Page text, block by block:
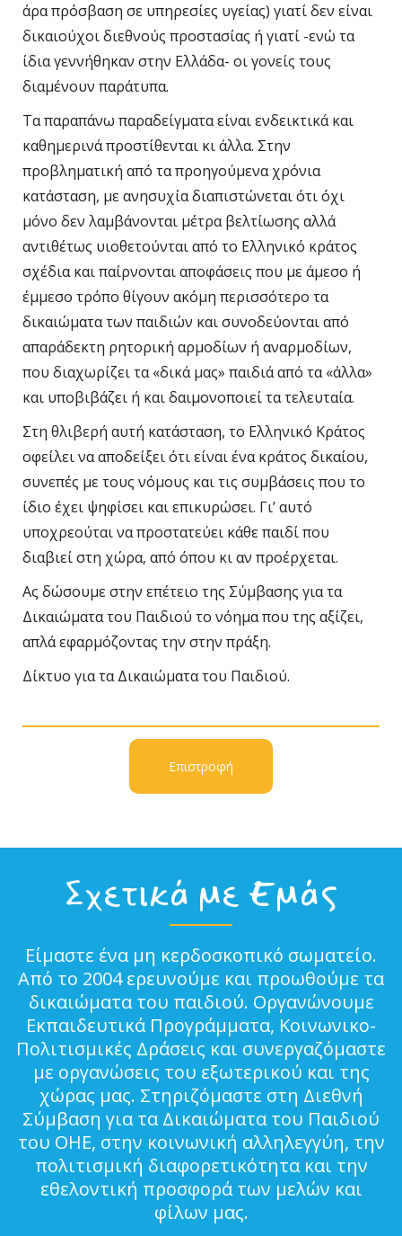
άρα πρόσβαση σε υπηρεσίες υγείας) γιατί δεν είναι
δικαιούχοι διεθνούς προστασίας ή γιατί -ενώ τα
ίδια γεννήθηκαν στην Ελλάδα- οι γονείς τους
διαμένουν παράτυπα.
Τα παραπάνω παραδείγματα είναι ενδεικτικά και
καθημερινά προστίθενται κι άλλα. Στην
προβληματική από τα προηγούμενα χρόνια
κατάσταση, με ανησυχία διαπιστώνεται ότι όχι
μόνο δεν λαμβάνονται μέτρα βελτίωσης αλλά
αντιθέτως υιοθετούνται από το Ελληνικό κράτος
σχέδια και παίρνονται αποφάσεις που με άμεσο ή
έμμεσο τρόπο θίγουν ακόμη περισσότερο τα
δικαιώματα των παιδιών και συνοδεύονται από
απαράδεκτη ρητορική αρμοδίων ή αναρμοδίων,
που διαχωρίζει τα «δικά μας» παιδιά από τα «άλλα»
και υποβιβάζει ή και δαιμονοποιεί τα τελευταία.
Στη θλιβερή αυτή κατάσταση, το Ελληνικό Κράτος
οφείλει να αποδείξει ότι είναι ένα κράτος δικαίου,
συνεπές με τους νόμους και τις συμβάσεις που το
ίδιο έχει ψηφίσει και επικυρώσει. Γι’ αυτό
υποχρεούται να προστατεύει κάθε παιδί που
διαβιεί στη χώρα, από όπου κι αν προέρχεται.
Ας δώσουμε στην επέτειο της Σύμβασης για τα
Δικαιώματα του Παιδιού το νόημα που της αξίζει,
απλά εφαρμόζοντας την στην πράξη.
Δίκτυο για τα Δικαιώματα του Παιδιού.
Επιστροφή
Σχετικά με Εμάς
Είμαστε ένα μη κερδοσκοπικό σωματείο.
Από το 2004 ερευνούμε και προωθούμε τα
δικαιώματα του παιδιού. Οργανώνουμε
Εκπαιδευτικά Προγράμματα, Κοινωνικο-
Πολιτισμικές Δράσεις και συνεργαζόμαστε
με οργανώσεις του εξωτερικού και της
χώρας μας. Στηριζόμαστε στη Διεθνή
Σύμβαση για τα Δικαιώματα του Παιδιού
του ΟΗΕ, στην κοινωνική αλληλεγγύη, την
πολιτισμική διαφορετικότητα και την
εθελοντική προσφορά των μελών και
φίλων μας.